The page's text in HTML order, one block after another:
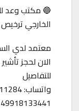
🔵 مكتب وعد
الخارجي ترخيص
معتمد لدي
الان لحجز
للتفاصيل
واتساب: 00201108511284
00249918133441